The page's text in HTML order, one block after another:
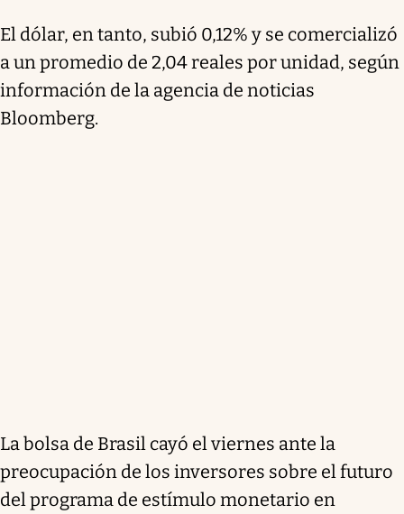
El dólar, en tanto, subió 0,12% y se comercializó
a un promedio de 2,04 reales por unidad, según
información de la agencia de noticias
Bloomberg.
La bolsa de Brasil cayó el viernes ante la
preocupación de los inversores sobre el futuro
del programa de estímulo monetario en